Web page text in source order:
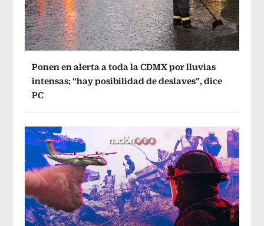
Ponen en alerta a toda la CDMX por lluvias
intensas; “hay posibilidad de deslaves”, dice
PC